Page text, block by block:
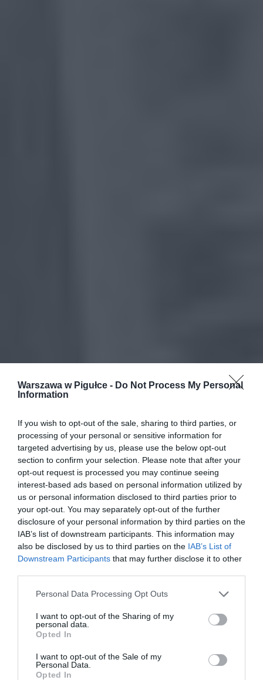
Warszawa w Pigułce - Do Not Process My Personal
Information
If you wish to opt-out of the sale, sharing to third parties, or
processing of your personal or sensitive information for
targeted advertising by us, please use the below opt-out
section to confirm your selection. Please note that after your
opt-out request is processed you may continue seeing
interest-based ads based on personal information utilized by
us or personal information disclosed to third parties prior to
your opt-out. You may separately opt-out of the further
disclosure of your personal information by third parties on the
IAB’s list of downstream participants. This information may
also be disclosed by us to third parties on the IAB’s List of
Downstream Participants that may further disclose it to other
Personal Data Processing Opt Outs
I want to opt-out of the Sharing of my
personal data.
Opted In
I want to opt-out of the Sale of my
Personal Data.
Opted In